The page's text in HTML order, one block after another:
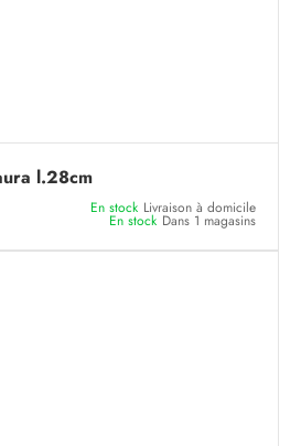
l.28cm
En stock Livraison à domicile
En stock Dans 1 magasins